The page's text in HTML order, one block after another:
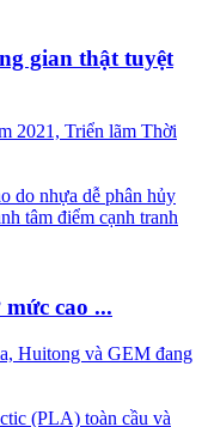
gian thật tuyệt
2021, Triển lãm Thời
cao ...
Huitong và GEM đang